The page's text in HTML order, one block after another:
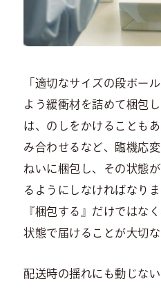
「適切なサイズの段ボー
よう緩衝材を詰めて梱包
は、のしをかけることも
み合わせるなど、臨機応
ねいに梱包し、その状態
るようにしなければなり
『梱包する』だけではな
状態で届けることが大切な
配送時の揺れにも動じな